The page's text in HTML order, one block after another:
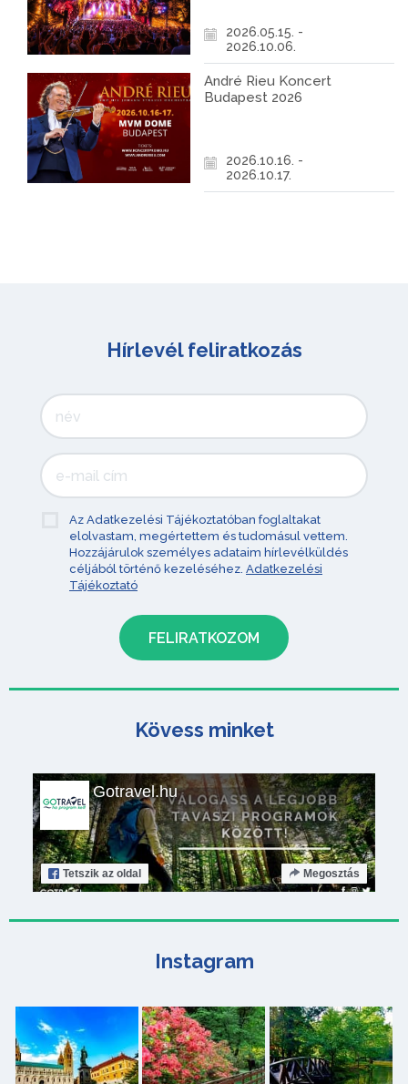
2026.05.15. -
2026.10.06.
André Rieu Koncert
Budapest 2026
2026.10.16. -
2026.10.17.
Hírlevél feliratkozás
Az Adatkezelési Tájékoztatóban foglaltakat
elolvastam, megértettem és tudomásul vettem.
Hozzájárulok személyes adataim hírlevélküldés
céljából történő kezeléséhez. Adatkezelési
Tájékoztató
Kövess minket
Gotravel.hu
Tetszik az oldal Megosztás
Instagram